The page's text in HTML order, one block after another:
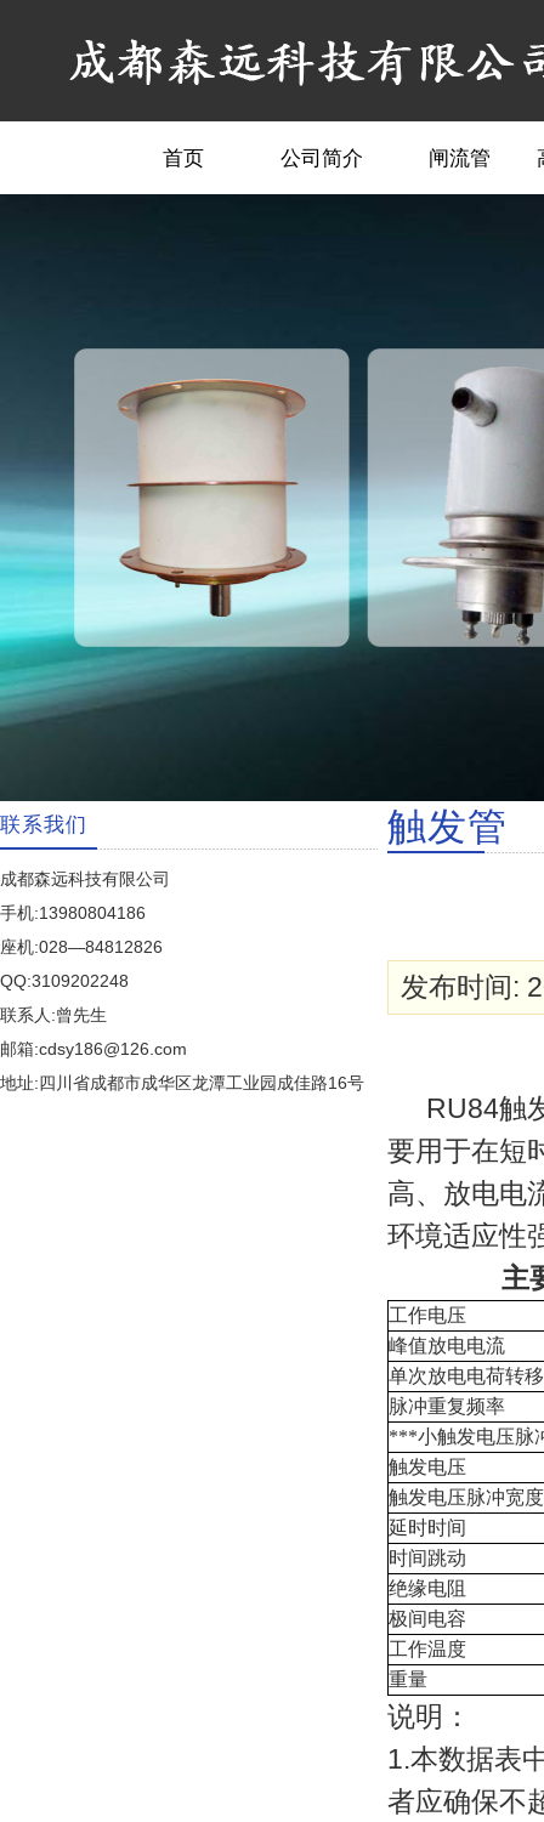
首页 公司简介 闸流管
联系我们
成都森远科技有限公司
手机:13980804186
座机:028—84812826
QQ:3109202248
联系人:曾先生
邮箱:cdsy186@126.com
地址:四川省成都市成华区龙潭工业园成佳路16号
触发管
发布时间:
RU84触
要用于在短
高、放电电
环境适应性
主
工作电压
峰值放电电流
单次放电电荷转
脉冲重复频率
***小触发电压脉
触发电压
触发电压脉冲宽度
延时时间
时间跳动
绝缘电阻
极间电容
工作温度
重量
说明：
1.本数据表
者应确保不